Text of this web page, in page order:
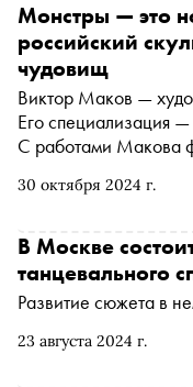
30 октября 2024 г.
Монстры — это
российский
чудовищ
Виктор Маков —
Его специализация
С работами Макова
российские
преддверии
как создает своих
вдохновляется и
монстра он считает
23 августа 2024 г.
В Москве
танцевального
Развитие сюжета в